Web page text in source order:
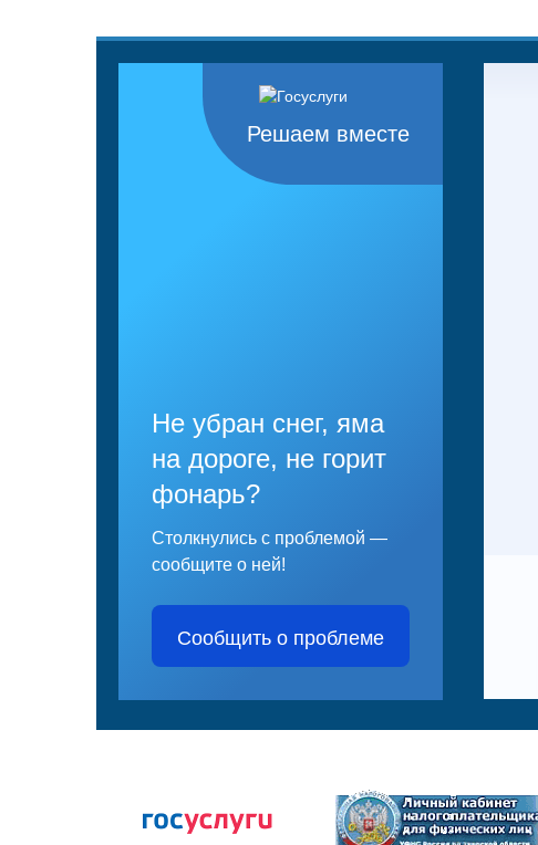
Решаем вместе
Не убран снег, яма
на дороге, не горит
фонарь?
Столкнулись с проблемой —
сообщите о ней!
Сообщить о проблеме